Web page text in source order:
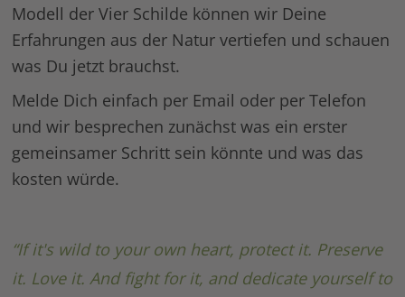
Modell der Vier Schilde können wir Deine
Erfahrungen aus der Natur vertiefen und schauen
was Du jetzt brauchst.
Melde Dich einfach per Email oder per Telefon
und wir besprechen zunächst was ein erster
gemeinsamer Schritt sein könnte und was das
kosten würde.
“If it's wild to your own heart, protect it. Preserve
it. Love it. And fight for it, and dedicate yourself to